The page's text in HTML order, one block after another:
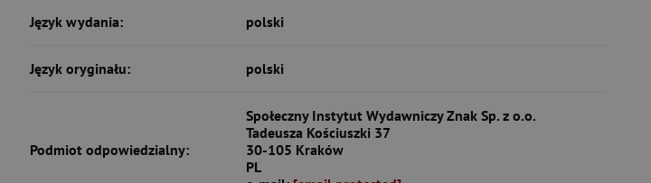
Język wydania: polski
Język oryginału: polski
Podmiot odpowiedzialny:
Społeczny Instytut Wydawniczy Znak Sp. z o.o.
Tadeusza Kościuszki 37
30-105 Kraków
PL